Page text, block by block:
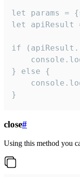
let params
let apiResult
if
} else {
}
close#
Using this method you